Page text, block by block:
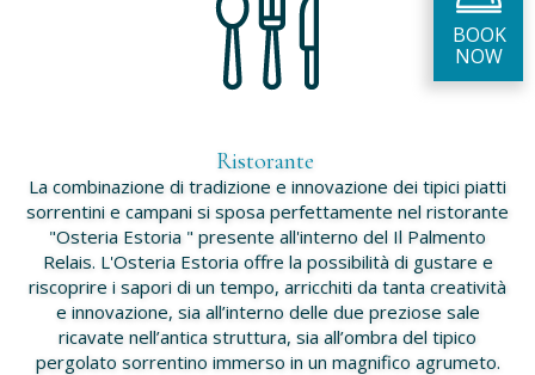
Ristorante
La combinazione di tradizione e innovazione dei tipici piatti
sorrentini e campani si sposa perfettamente nel ristorante
"Osteria Estoria " presente all'interno del Il Palmento
Relais. L'Osteria Estoria offre la possibilità di gustare e
riscoprire i sapori di un tempo, arricchiti da tanta creatività
e innovazione, sia all’interno delle due preziose sale
ricavate nell’antica struttura, sia all’ombra del tipico
pergolato sorrentino immerso in un magnifico agrumeto.